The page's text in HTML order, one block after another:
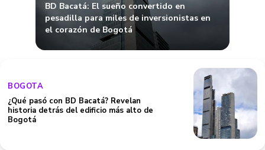
BD Bacatá: El sueño convertido en
pesadilla para miles de inversionistas en
el corazón de Bogotá
BOGOTA
¿Qué pasó con BD Bacatá? Revelan
historia detrás del edificio más alto de
Bogotá